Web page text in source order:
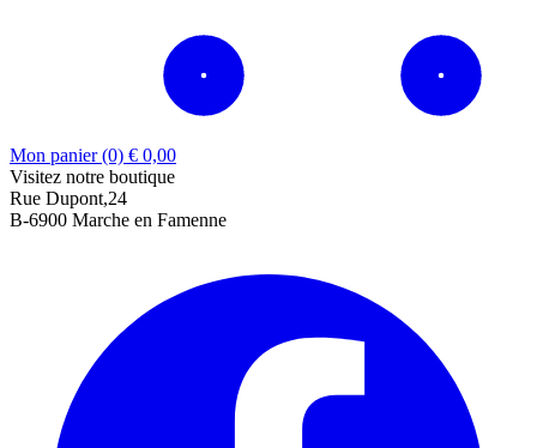
Mon panier (0) € 0,00
Visitez notre boutique
Rue Dupont,24
B-6900 Marche en Famenne